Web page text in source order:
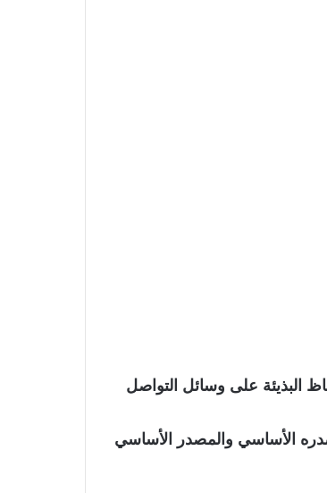
البذيئة على وسائل التواصل
آليًا من مصدره الأساسي والمصدر الأساسي